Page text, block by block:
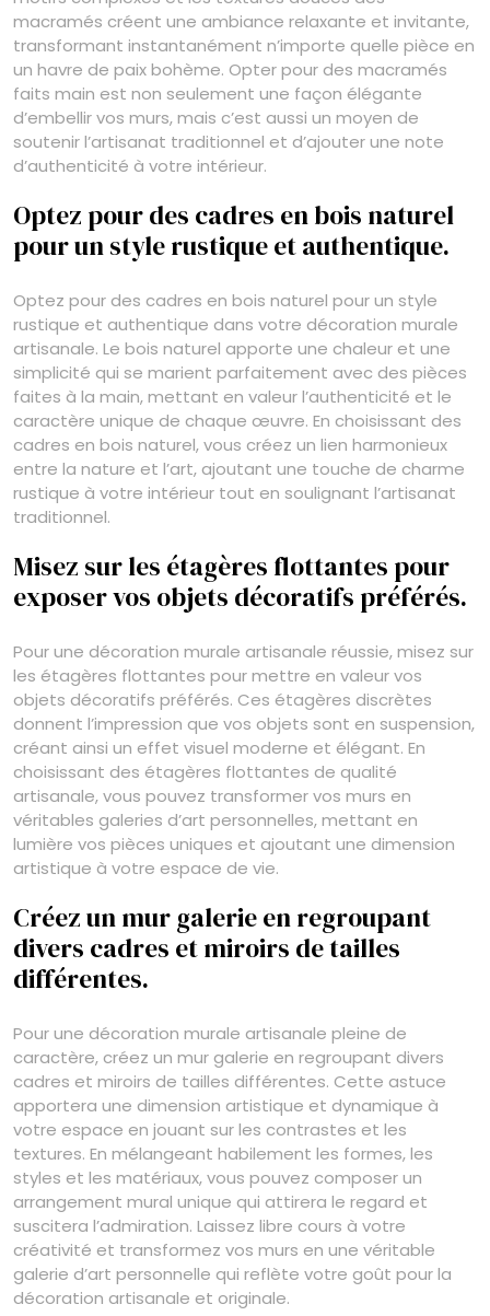
macramés créent une ambiance relaxante et invitante,
transformant instantanément n’importe quelle pièce en
un havre de paix bohème. Opter pour des macramés
faits main est non seulement une façon élégante
d’embellir vos murs, mais c’est aussi un moyen de
soutenir l’artisanat traditionnel et d’ajouter une note
d’authenticité à votre intérieur.
Optez pour des cadres en bois naturel
pour un style rustique et authentique.
Optez pour des cadres en bois naturel pour un style
rustique et authentique dans votre décoration murale
artisanale. Le bois naturel apporte une chaleur et une
simplicité qui se marient parfaitement avec des pièces
faites à la main, mettant en valeur l’authenticité et le
caractère unique de chaque œuvre. En choisissant des
cadres en bois naturel, vous créez un lien harmonieux
entre la nature et l’art, ajoutant une touche de charme
rustique à votre intérieur tout en soulignant l’artisanat
traditionnel.
Misez sur les étagères flottantes pour
exposer vos objets décoratifs préférés.
Pour une décoration murale artisanale réussie, misez sur
les étagères flottantes pour mettre en valeur vos
objets décoratifs préférés. Ces étagères discrètes
donnent l’impression que vos objets sont en suspension,
créant ainsi un effet visuel moderne et élégant. En
choisissant des étagères flottantes de qualité
artisanale, vous pouvez transformer vos murs en
véritables galeries d’art personnelles, mettant en
lumière vos pièces uniques et ajoutant une dimension
artistique à votre espace de vie.
Créez un mur galerie en regroupant
divers cadres et miroirs de tailles
différentes.
Pour une décoration murale artisanale pleine de
caractère, créez un mur galerie en regroupant divers
cadres et miroirs de tailles différentes. Cette astuce
apportera une dimension artistique et dynamique à
votre espace en jouant sur les contrastes et les
textures. En mélangeant habilement les formes, les
styles et les matériaux, vous pouvez composer un
arrangement mural unique qui attirera le regard et
suscitera l’admiration. Laissez libre cours à votre
créativité et transformez vos murs en une véritable
galerie d’art personnelle qui reflète votre goût pour la
décoration artisanale et originale.